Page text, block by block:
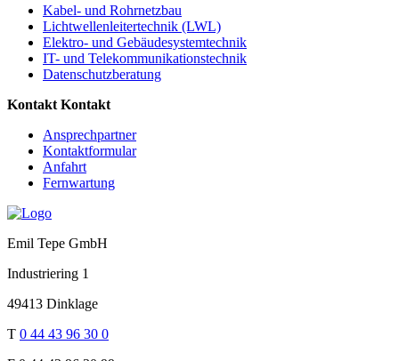
Kabel- und Rohrnetzbau
Lichtwellenleitertechnik (LWL)
Elektro- und Gebäudesystemtechnik
IT- und Telekommunikationstechnik
Datenschutzberatung
Kontakt Kontakt
Ansprechpartner
Kontaktformular
Anfahrt
Fernwartung
Emil Tepe GmbH
Industriering 1
49413 Dinklage
T 0 44 43 96 30 0